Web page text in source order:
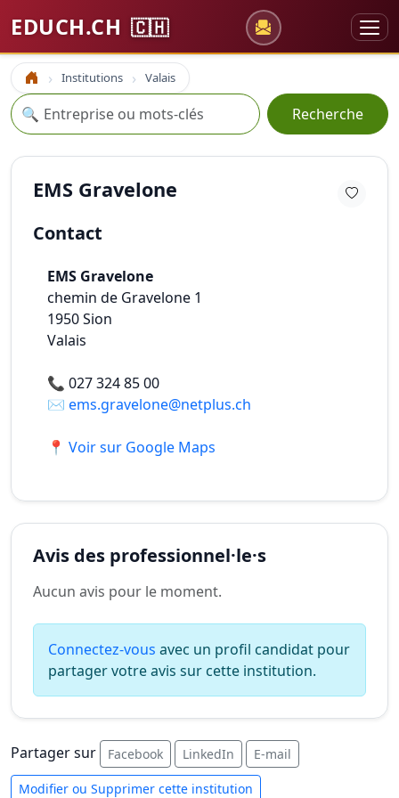
EDUCH.CH 🇨🇭
Accueil Institutions Valais
Recherche
🔍 Recherche
EMS Gravelone
Contact
EMS Gravelone
chemin de Gravelone 1
1950Sion
Valais
📞 027 324 85 00
✉️ ems.gravelone@netplus.ch
📍 Voir sur Google Maps
Avis des professionnel·le·s
Aucun avis pour le moment.
Connectez-vous avec un profil candidat pour
partager votre avis sur cette institution.
Partager sur Facebook LinkedIn E-mail
Modifier ou Supprimer cette institution